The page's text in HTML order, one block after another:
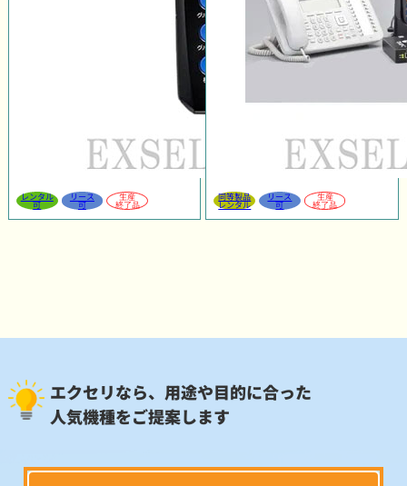
レンタル
可
リース
可
生産
終了品
同等製品
レンタル
リース
可
生産
終了品
エクセリなら、用途や目的に合った
人気機種をご提案します